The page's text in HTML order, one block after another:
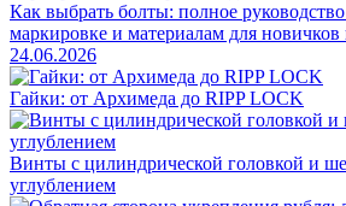
Как выбрать болты: полное
маркировке и материалам для
24.06.2026
Гайки: от Архимеда до RIPP LOCK
Винты с цилиндрической головкой и
углублением